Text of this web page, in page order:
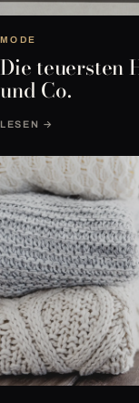
MODE
Die teuersten
und Co.
LESEN →